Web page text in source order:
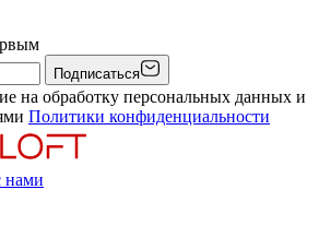
Подписаться
на обработку персональных данных и
Политики конфиденциальности
нами